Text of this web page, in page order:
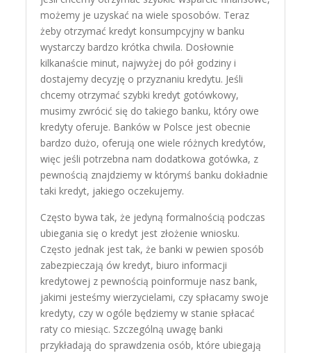
możemy je uzyskać na wiele sposobów. Teraz
żeby otrzymać kredyt konsumpcyjny w banku
wystarczy bardzo krótka chwila. Dosłownie
kilkanaście minut, najwyżej do pół godziny i
dostajemy decyzję o przyznaniu kredytu. Jeśli
chcemy otrzymać szybki kredyt gotówkowy,
musimy zwrócić się do takiego banku, który owe
kredyty oferuje. Banków w Polsce jest obecnie
bardzo dużo, oferują one wiele różnych kredytów,
więc jeśli potrzebna nam dodatkowa gotówka, z
pewnością znajdziemy w którymś banku dokładnie
taki kredyt, jakiego oczekujemy.
Często bywa tak, że jedyną formalnością podczas
ubiegania się o kredyt jest złożenie wniosku.
Często jednak jest tak, że banki w pewien sposób
zabezpieczają ów kredyt, biuro informacji
kredytowej z pewnością poinformuje nasz bank,
jakimi jesteśmy wierzycielami, czy spłacamy swoje
kredyty, czy w ogóle będziemy w stanie spłacać
raty co miesiąc. Szczególną uwagę banki
przykładają do sprawdzenia osób, które ubiegają